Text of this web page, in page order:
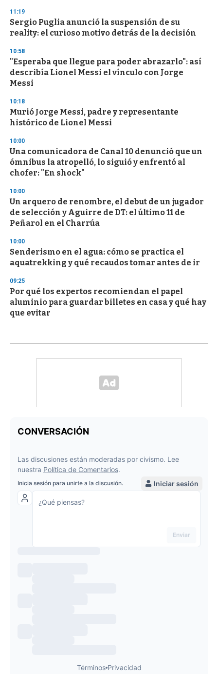
s
e
c
o
d
s
11:19
Sergio Puglia anunció la suspensión de su
reality: el curioso motivo detrás de la decisión
10:58
"Esperaba que llegue para poder abrazarlo": así
describía Lionel Messi el vínculo con Jorge
Messi
10:18
Murió Jorge Messi, padre y representante
histórico de Lionel Messi
10:00
Una comunicadora de Canal 10 denunció que un
ómnibus la atropelló, lo siguió y enfrentó al
chofer: "En shock"
10:00
Un arquero de renombre, el debut de un jugador
de selección y Aguirre de DT: el último 11 de
Peñarol en el Charrúa
10:00
Senderismo en el agua: cómo se practica el
aquatrekking y qué recaudos tomar antes de ir
09:25
Por qué los expertos recomiendan el papel
aluminio para guardar billetes en casa y qué hay
que evitar